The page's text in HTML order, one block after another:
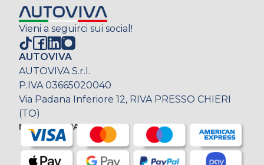
Vieni a seguirci sui social!
AUTOVIVA
AUTOVIVA S.r.l.
P.IVA 03665020040
Via Padana Inferiore 12, RIVA PRESSO CHIERI
(TO)
METODI DI PAGAMENTO